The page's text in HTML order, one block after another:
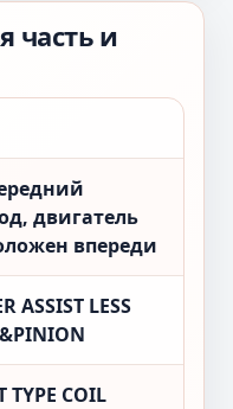
часть и
двигатель
впереди
ASSIST LESS
TYPE COIL